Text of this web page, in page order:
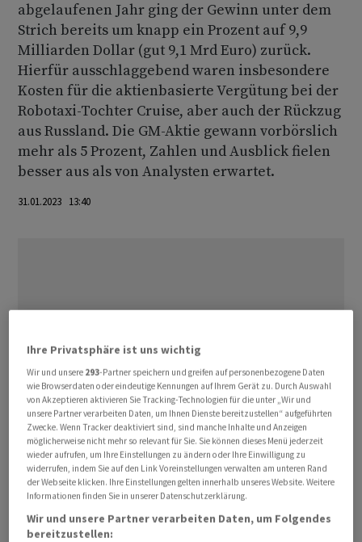
abgelaufenen Jahr ging der Gewinn unter dem
Strich bereits um knapp ein Prozent auf 9,9
Milliarden Dollar (gut 9,1 Mrd Euro) zurück.
Hierfür ausschlaggebend waren insbesondere
Kosten für die aktienbasierte Vergütung bei der
Robotaxi-Tochter Cruise, aber auch der Rückzug
aus Russland. Die GM-Aktie gewann vorbörslich
mehr als 5 Prozent, Zahlen und Ausblick fielen
besser aus als von Analysten erwartet.
31.01.2023 13:40
Konzernchefin Barra sprach von einem Rekordjahr mit
Blick auf das um Sondereffekte bereinigte Ergebnis vor
Ihre Privatsphäre ist uns wichtig
Wir und unsere 293-Partner speichern und greifen auf personenbezogene Daten
wie Browserdaten oder eindeutige Kennungen auf Ihrem Gerät zu. Durch Auswahl
von Akzeptieren aktivieren Sie Tracking-Technologien für die unter „Wir und
unsere Partner verarbeiten Daten, um Ihnen Dienste bereitzustellen“ aufgeführten
Zwecke. Wenn Tracker deaktiviert sind, sind manche Inhalte und Anzeigen
möglicherweise nicht mehr so relevant für Sie. Sie können dieses Menü jederzeit
wieder aufrufen, um Ihre Einstellungen zu ändern oder Ihre Einwilligung zu
widerrufen, indem Sie auf den Link Voreinstellungen verwalten am unteren Rand
der Webseite klicken. Ihre Einstellungen gelten innerhalb unseres Website. Weitere
Informationen finden Sie in unserer Datenschutzerklärung.
Wir und unsere Partner verarbeiten Daten, um Folgendes
bereitzustellen: